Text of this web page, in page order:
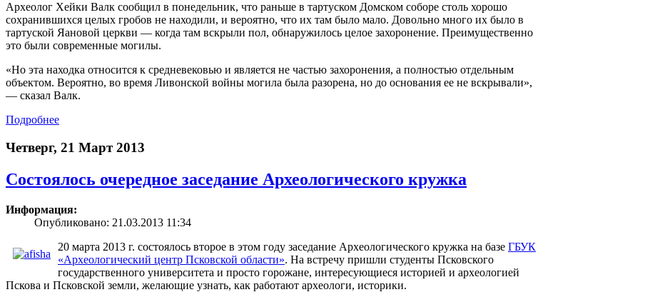
Археолог Хейки Валк сообщил в понедельник, что раньше в тартуском Домском соборе столь хорошо
сохранившихся целых гробов не находили, и вероятно, что их там было мало. Довольно много их было в
тартуской Яановой церкви — когда там вскрыли пол, обнаружилось целое захоронение. Преимущественно
это были современные могилы.
«Но эта находка относится к средневековью и является не частью захоронения, а полностью отдельным
объектом. Вероятно, во время Ливонской войны могила была разорена, но до основания ее не вскрывали»,
— сказал Валк.
Подробнее
Четверг, 21 Март 2013
Состоялось очередное заседание Археологического кружка
Информация:
Опубликовано: 21.03.2013 11:34
20 марта 2013 г. состоялось второе в этом году заседание Археологического кружка на базе ГБУК
«Археологический центр Псковской области». На встречу пришли студенты Псковского
государственного университета и просто горожане, интересующиеся историей и археологией
Пскова и Псковской земли, желающие узнать, как работают археологи, историки.